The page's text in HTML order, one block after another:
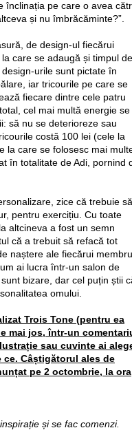
înclinația pe care o avea
și nu îmbrăcăminte?”.
de design-ul fiecărui
care se adaugă și timpul de
urile sunt pictate în
iar tricourile pe care se
fiecare dintre cele patru
cel mai multă energie se
să nu se deterioreze sau
costă 100 lei (cele la
la care se folosesc mai
în totalitate de Adi, pornind
zice că trebuie
pentru exercițiu. Cu toate
altcineva a fost un semn
că a trebuit să refacă tot
naștere ale fiecărui membru
ai lucra într-un salon de
bizare, dar cel puțin știi
omului.
Trois Tone (pentru ea
mai jos, într-un
sau cuvinte ai
Câștigătorul ales de
pe 2 octombrie, la ora
și se fac comenzi.